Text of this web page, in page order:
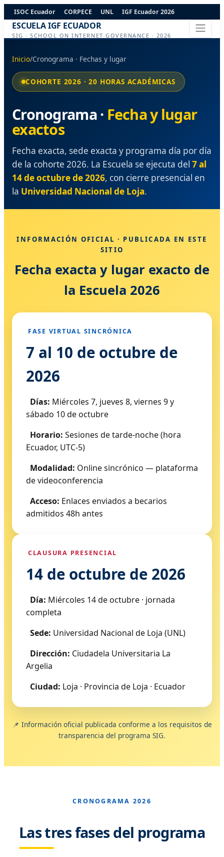
ISOC Ecuador CORPECE UNL IGF Ecuador 2026
ESCUELA IGF ECUADOR
SIG · SCHOOL ON INTERNET GOVERNANCE · 2026
Inicio/Cronograma · Fechas y lugar
COHORTE 2026 · 20 HORAS ACADÉMICAS
Cronograma · Fecha y lugar
exactos
Fecha exacta, sede exacta y programa día por día
de la cohorte 2026. La Escuela se ejecuta del 7 al
14 de octubre de 2026, con cierre presencial en
la Universidad Nacional de Loja.
INFORMACIÓN OFICIAL · PUBLICADA EN ESTE
SITIO
Fecha exacta y lugar exacto de
la Escuela 2026
FASE VIRTUAL SINCRÓNICA
7 al 10 de octubre de
2026
Días: Miércoles 7, jueves 8, viernes 9 y
sábado 10 de octubre
Horario: Sesiones de tarde-noche (hora
Ecuador, UTC-5)
Modalidad: Online sincrónico — plataforma
de videoconferencia
Acceso: Enlaces enviados a becarios
admitidos 48h antes
CLAUSURA PRESENCIAL
14 de octubre de 2026
Día: Miércoles 14 de octubre · jornada
completa
Sede: Universidad Nacional de Loja (UNL)
Dirección: Ciudadela Universitaria La
Argelia
Ciudad: Loja · Provincia de Loja · Ecuador
📌 Información oficial publicada conforme a los requisitos de
transparencia del programa SIG.
CRONOGRAMA 2026
Las tres fases del programa